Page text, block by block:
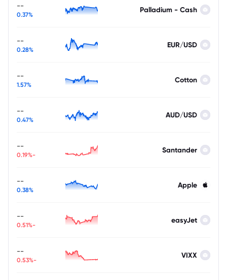
Palladium - Cash
--
0.37%
EUR/USD
--
0.28%
Cotton
--
1.57%
AUD/USD
--
0.47%
Santander
--
-0.19%
Apple
--
0.38%
easyJet
--
-0.51%
VIXX
--
-0.53%